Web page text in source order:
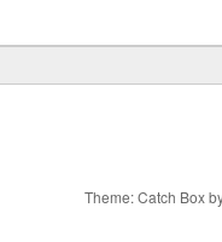
Theme: Catch Box